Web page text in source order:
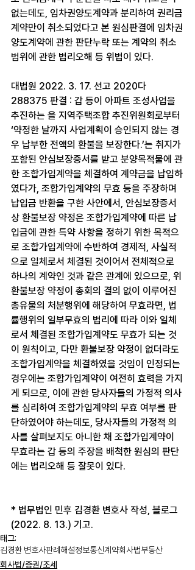
없는데도, 임차권양도계약과 분리하여 권리금
계약만이 취소되었다고 본 원심판결에 임차권
양도계약에 관한 판단누락 또는 계약의 취소
범위에 관한 법리오해 등 위법이 있다.​
대법원 2022. 3. 17. 선고 2020다
288375 판결 : 갑 등이 아파트 조성사업을
추진하는 을 지역주택조합 추진위원회로부터
‘약정한 날까지 사업계획이 승인되지 않는 경
우 납부한 전액의 환불을 보장한다.’는 취지가
포함된 안심보장증서를 받고 분양목적물에 관
한 조합가입계약을 체결하여 계약금을 납입하
였다가, 조합가입계약의 무효 등을 주장하며
납입금 반환을 구한 사안에서, 안심보장증서
상 환불보장 약정은 조합가입계약에 따른 납
입금에 관한 특약 사항을 정하기 위한 목적으
로 조합가입계약에 수반하여 경제적, 사실적
으로 일체로서 체결된 것이어서 전체적으로
하나의 계약인 것과 같은 관계에 있으므로, 위
환불보장 약정이 총회의 결의 없이 이루어진
총유물의 처분행위에 해당하여 무효라면, 법
률행위의 일부무효의 법리에 따라 이와 일체
로서 체결된 조합가입계약도 무효가 되는 것
이 원칙이고, 다만 환불보장 약정이 없더라도
조합가입계약을 체결하였을 것임이 인정되는
경우에는 조합가입계약이 여전히 효력을 가지
게 되므로, 이에 관한 당사자들의 가정적 의사
를 심리하여 조합가입계약의 무효 여부를 판
단하였어야 하는데도, 당사자들의 가정적 의
사를 살펴보지도 아니한 채 조합가입계약이
무효라는 갑 등의 주장을 배척한 원심의 판단
에는 법리오해 등 잘못이 있다.
* 법무법인 민후 김경환 변호사 작성, 블로그
(2022. 8. 13.) 기고.
태그:
김경환 변호사판례해설정보통신계약회사법부동산
회사법/증권/조세